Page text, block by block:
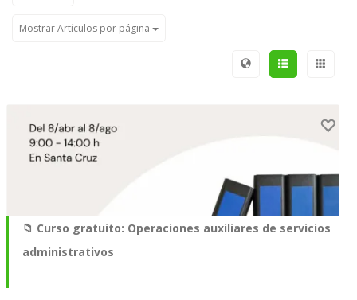
Mostrar Artículos por página
📁 Curso gratuito: Operaciones auxiliares de servicios
administrativos